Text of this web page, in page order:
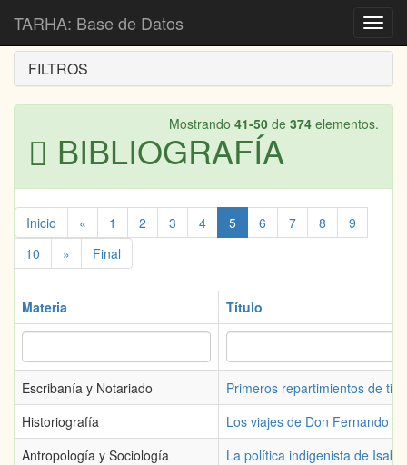
TARHA: Base de Datos
Inicio Bibliografía
FILTROS
Mostrando 41-50 de 374 elementos.
BIBLIOGRAFÍA
Inicio « 1 2 3 4 5 6 7 8
9
10
» Final
Materia Título
Escribanía y Notariado
Primeros repartimientos de
Historiografía
Los viajes de Don Fernando
Antropología y Sociología
La política indigenista de